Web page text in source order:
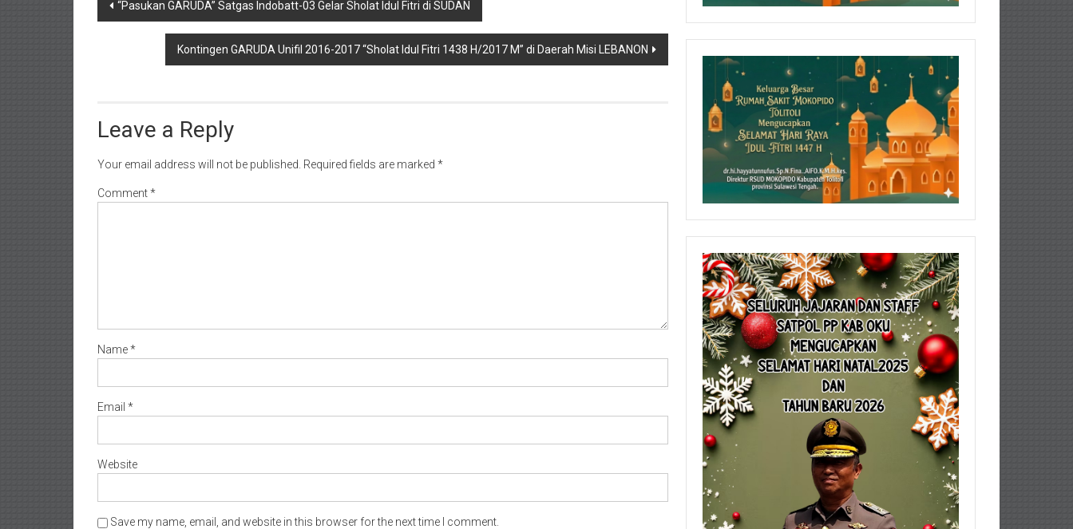
navigation
“Pasukan GARUDA” Satgas Indobatt-03 Gelar Sholat Idul Fitri di SUDAN
Kontingen GARUDA Unifil 2016-2017 “Sholat Idul Fitri 1438 H/2017 M” di Daerah Misi LEBANON
Leave a Reply
Your email address will not be published. Required fields are marked *
Comment*
Name*
Email *
Website
Save my name, email, and website in this browser for the next time I comment.